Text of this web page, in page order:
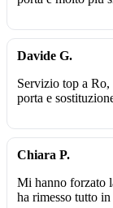
Davide G.
Servizio top a
porta e
Chiara P.
Mi hanno forzato
ha rimesso tutto in